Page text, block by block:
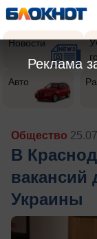
Новости
Авто
Общество
В
вакансий
Украины
Реклама